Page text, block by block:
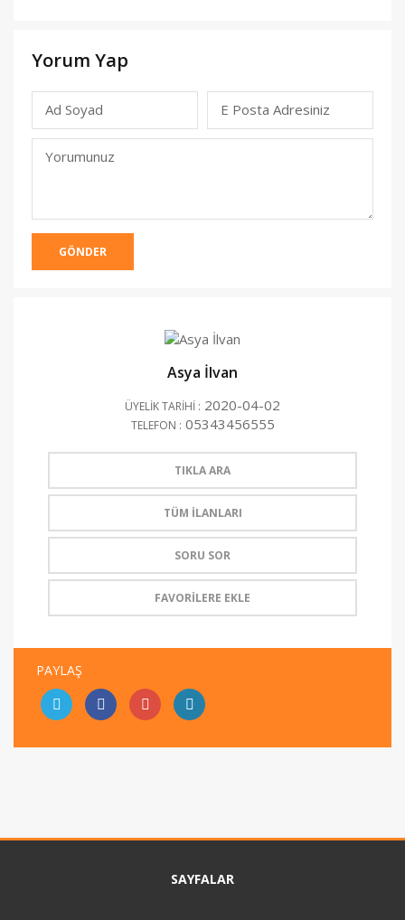
Yorum Yap
Ad Soyad E Posta Adresiniz
Yorumunuz
GÖNDER
Asya İlvan
ÜYELİK TARİHİ : 2020-04-02
TELEFON : 05343456555
TIKLA ARA
TÜM İLANLARI
SORU SOR
FAVORİLERE EKLE
PAYLAŞ
SAYFALAR